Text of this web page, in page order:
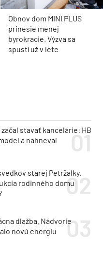
Obnov dom MINI PLUS
prinesie menej
byrokracie. Výzva sa
spustí už v lete
stavať kancelárie: HB
a nahneval
starej Petržalky.
rodinného domu
dlažba. Nádvorie
novú energiu